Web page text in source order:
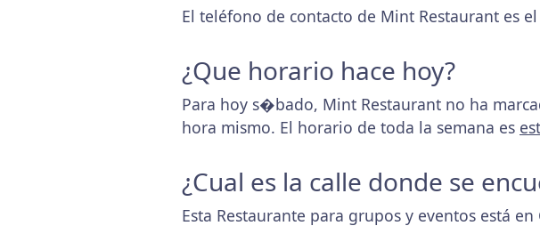
El teléfono de contacto de Mint Restaurant es el
¿Que horario hace hoy?
Para hoy s�bado, Mint Restaurant no ha
hora mismo. El horario de toda la semana es
¿Cual es la calle donde se
Esta Restaurante para grupos y eventos está